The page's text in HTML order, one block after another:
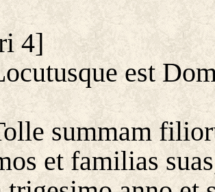
4]
est
summam
et familias